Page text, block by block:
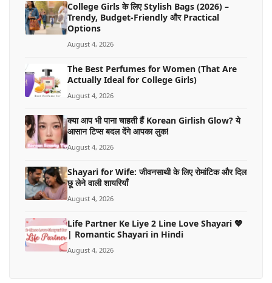
College Girls के लिए Stylish Bags (2026) –
Trendy, Budget-Friendly और Practical
Options
August 4, 2026
The Best Perfumes for Women (That Are
Actually Ideal for College Girls)
August 4, 2026
क्या आप भी पाना चाहती हैं Korean Girlish Glow? ये
आसान टिप्स बदल देंगे आपका लुक!
August 4, 2026
Shayari for Wife: जीवनसाथी के लिए रोमांटिक और दिल
छू लेने वाली शायरियाँ
August 4, 2026
Life Partner Ke Liye 2 Line Love Shayari 💖
| Romantic Shayari in Hindi
August 4, 2026